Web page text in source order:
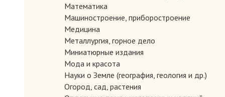
Математика
Машиностроение, приборостроение
Медицина
Металлургия, горное дело
Миниатюрные издания
Мода и красота
Науки о Земле (география, геология и др.)
Огород, сад, растения